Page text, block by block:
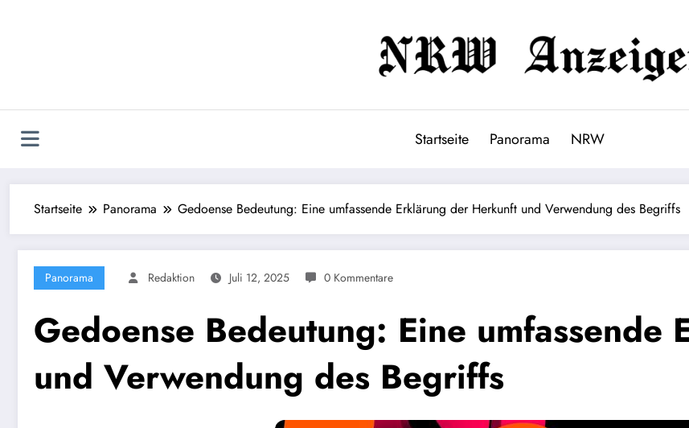
Startseite Panorama NRW
Startseite Panorama Gedoense Bedeutung: Eine umfassende Erklärung der Herkunft und Verwendung des Begriffs
Panorama Redaktion Juli 12, 2025 0 Kommentare
Gedoense Bedeutung: Eine
und Verwendung des Begriffs